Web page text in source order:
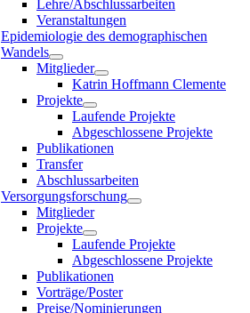
Lehre/Abschlussarbeiten
Veranstaltungen
Epidemiologie des demographischen
Wandels
Mitglieder
Katrin Hoffmann Clemente
Projekte
Laufende Projekte
Abgeschlossene Projekte
Publikationen
Transfer
Abschlussarbeiten
Versorgungsforschung
Mitglieder
Projekte
Laufende Projekte
Abgeschlossene Projekte
Publikationen
Vorträge/Poster
Preise/Nominierungen